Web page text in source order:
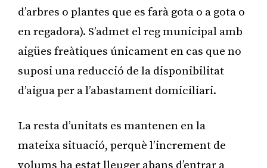
d’arbres o plantes que es farà gota o a gota o
en regadora). S’admet el reg municipal amb
aigües freàtiques únicament en cas que no
suposi una reducció de la disponibilitat
d’aigua per a l’abastament domiciliari.
La resta d’unitats es mantenen en la
mateixa situació, perquè l’increment de
volums ha estat lleuger abans d’entrar a